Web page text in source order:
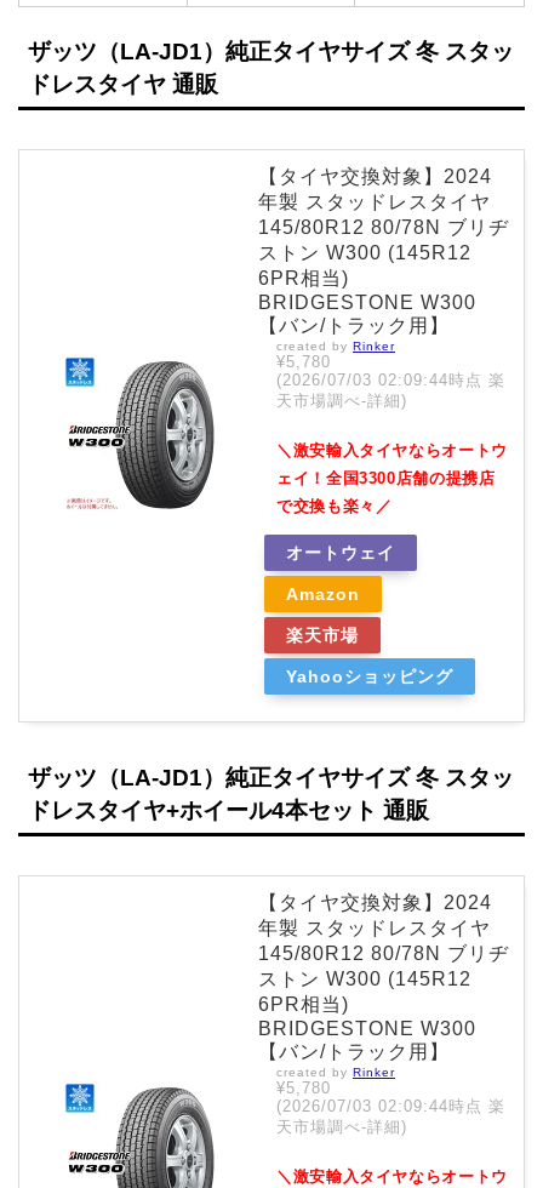
ザッツ（LA-JD1）純正タイヤサイズ 冬 スタッ
ドレスタイヤ 通販
【タイヤ交換対象】2024
年製 スタッドレスタイヤ
145/80R12 80/78N ブリヂ
ストン W300 (145R12
6PR相当)
BRIDGESTONE W300
【バン/トラック用】
created by Rinker
¥5,780
(2026/07/03 02:09:44時点 楽
天市場調べ-詳細)
＼激安輸入タイヤならオートウ
ェイ！全国3300店舗の提携店
で交換も楽々／
オートウェイ
Amazon
楽天市場
Yahooショッピング
ザッツ（LA-JD1）純正タイヤサイズ 冬 スタッ
ドレスタイヤ+ホイール4本セット 通販
【タイヤ交換対象】2024
年製 スタッドレスタイヤ
145/80R12 80/78N ブリヂ
ストン W300 (145R12
6PR相当)
BRIDGESTONE W300
【バン/トラック用】
created by Rinker
¥5,780
(2026/07/03 02:09:44時点 楽
天市場調べ-詳細)
＼激安輸入タイヤならオートウ